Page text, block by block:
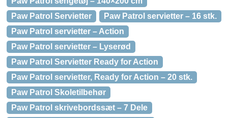
Paw Patrol Servietter
Paw Patrol servietter – 16 stk.
Paw Patrol servietter – Action
Paw Patrol servietter – Lyserød
Paw Patrol Servietter Ready for Action
Paw Patrol servietter, Ready for Action – 20 stk.
Paw Patrol Skoletilbehør
Paw Patrol skrivebordssæt – 7 Dele